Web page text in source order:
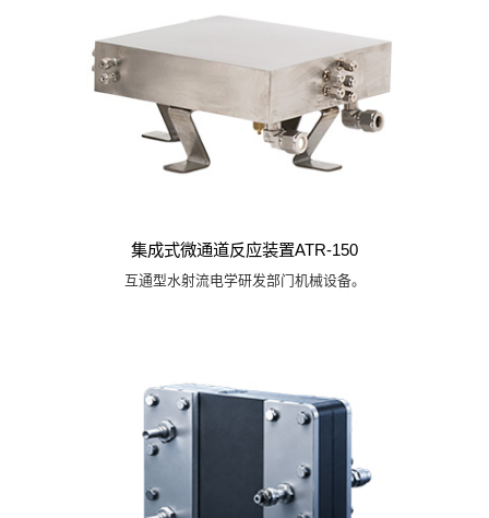
集成式微通道反应装置ATR-150
互通型水射流电学研发部门机械设备。